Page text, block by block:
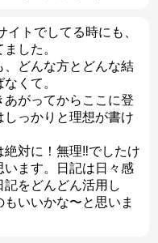
トでしてる時にも、
した。
どんな方とどんな結
くて。
がってからここに登
っかりと理想が書け
対に！無理‼︎でしたけ
います。日記は日々感
記をどんどん活用し
いいかな〜と思いま